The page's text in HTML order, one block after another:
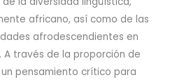
africano, así como de las
afrodescendientes en
través de la proporción de
pensamiento crítico para